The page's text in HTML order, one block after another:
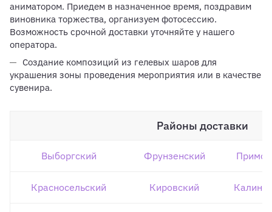
аниматором. Приедем в назначенное время, поздравим
виновника торжества, организуем фотосессию.
Возможность срочной доставки уточняйте у нашего
оператора.
Создание композиций из гелевых шаров для
украшения зоны проведения мероприятия или в качестве
сувенира.
Районы доставки
Выборгский Фрунзенский
Красносельский Кировский